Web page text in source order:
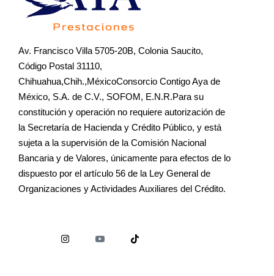
Av. Francisco Villa 5705-20B, Colonia Saucito,
Código Postal 31110,
Chihuahua,Chih.,MéxicoConsorcio Contigo Aya de
México, S.A. de C.V., SOFOM, E.N.R.Para su
constitución y operación no requiere autorización de
la Secretaría de Hacienda y Crédito Público, y está
sujeta a la supervisión de la Comisión Nacional
Bancaria y de Valores, únicamente para efectos de lo
dispuesto por el artículo 56 de la Ley General de
Organizaciones y Actividades Auxiliares del Crédito.